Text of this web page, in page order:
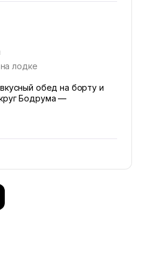
лодке
обед на борту и
Бодрума —
лодке
а сноркелинг